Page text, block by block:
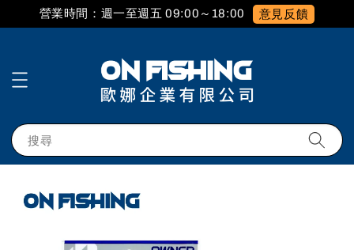
營業時間：週一至週五 09:00～18:00 意見反饋
搜尋